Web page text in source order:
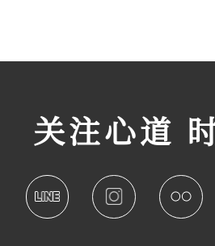
关注心道